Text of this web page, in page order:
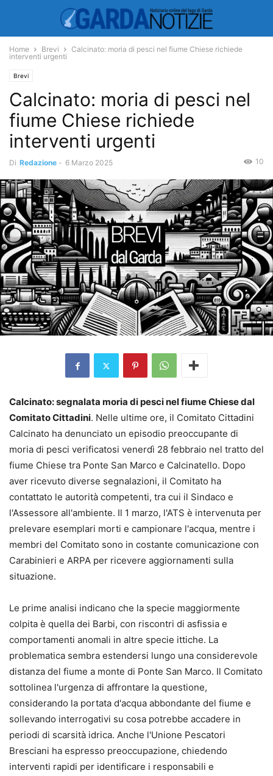
Home Brevi
Calcinato: moria di pesci nel fiume Chiese richiede
interventi urgenti
Brevi
Calcinato: moria di pesci nel
fiume Chiese richiede
interventi urgenti
Di Redazione - 6 Marzo 2025 10
Calcinato: segnalata moria di pesci nel fiume Chiese dal
Comitato Cittadini. Nelle ultime ore, il Comitato Cittadini
Calcinato ha denunciato un episodio preoccupante di
moria di pesci verificatosi venerdì 28 febbraio nel tratto del
fiume Chiese tra Ponte San Marco e Calcinatello. Dopo
aver ricevuto diverse segnalazioni, il Comitato ha
contattato le autorità competenti, tra cui il Sindaco e
l'Assessore all'ambiente. Il 1 marzo, l'ATS è intervenuta per
prelevare esemplari morti e campionare l'acqua, mentre i
membri del Comitato sono in costante comunicazione con
Carabinieri e ARPA per ricevere aggiornamenti sulla
situazione.
Le prime analisi indicano che la specie maggiormente
colpita è quella dei Barbi, con riscontri di asfissia e
comportamenti anomali in altre specie ittiche. La
problematica sembra estendersi lungo una considerevole
distanza del fiume a monte di Ponte San Marco. Il Comitato
sottolinea l'urgenza di affrontare la questione,
considerando la portata d'acqua abbondante del fiume e
sollevando interrogativi su cosa potrebbe accadere in
periodi di scarsità idrica. Anche l'Unione Pescatori
Bresciani ha espresso preoccupazione, chiedendo
interventi rapidi per identificare i responsabili e